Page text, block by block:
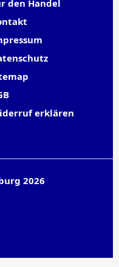
den Handel
erklären
2026